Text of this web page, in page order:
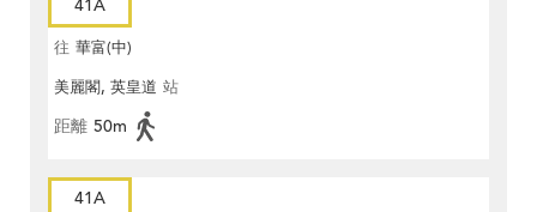
41A
往 華富(中)
美麗閣, 英皇道 站
距離 50m
41A